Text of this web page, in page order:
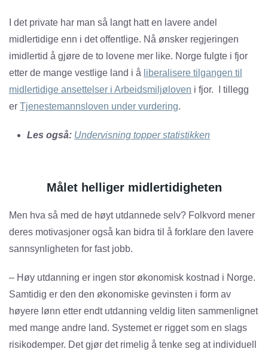
I det private har man så langt hatt en lavere andel
midlertidige enn i det offentlige. Nå ønsker regjeringen
imidlertid å gjøre de to lovene mer like. Norge fulgte i fjor
etter de mange vestlige land i å liberalisere tilgangen til
midlertidige ansettelser i Arbeidsmiljøloven i fjor. I tillegg
er Tjenestemannsloven under vurdering.
Les også: Undervisning topper statistikken
Målet helliger midlertidigheten
Men hva så med de høyt utdannede selv? Folkvord mener
deres motivasjoner også kan bidra til å forklare den lavere
sannsynligheten for fast jobb.
– Høy utdanning er ingen stor økonomisk kostnad i Norge.
Samtidig er den den økonomiske gevinsten i form av
høyere lønn etter endt utdanning veldig liten sammenlignet
med mange andre land. Systemet er rigget som en slags
risikodemper. Det gjør det rimelig å tenke seg at individuell